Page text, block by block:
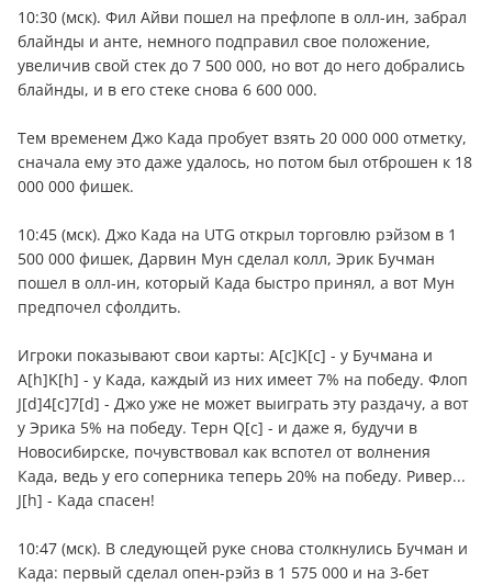
10:30 (мск). Фил Айви пошел на префлопе в олл-ин, забрал
блайнды и анте, немного подправил свое положение,
увеличив свой стек до 7 500 000, но вот до него добрались
блайнды, и в его стеке снова 6 600 000.
Тем временем Джо Када пробует взять 20 000 000 отметку,
сначала ему это даже удалось, но потом был отброшен к 18
000 000 фишек.
10:45 (мск). Джо Када на UTG открыл торговлю рэйзом в 1
500 000 фишек, Дарвин Мун сделал колл, Эрик Бучман
пошел в олл-ин, который Када быстро принял, а вот Мун
предпочел сфолдить.
Игроки показывают свои карты: A[c]K[c] - у Бучмана и
A[h]K[h] - у Када, каждый из них имеет 7% на победу. Флоп
J[d]4[c]7[d] - Джо уже не может выиграть эту раздачу, а вот
у Эрика 5% на победу. Терн Q[c] - и даже я, будучи в
Новосибирске, почувствовал как вспотел от волнения
Када, ведь у его соперника теперь 20% на победу. Ривер...
J[h] - Када спасен!
10:47 (мск). В следующей руке снова столкнулись Бучман и
Када: первый сделал опен-рэйз в 1 575 000 и на 3-бет